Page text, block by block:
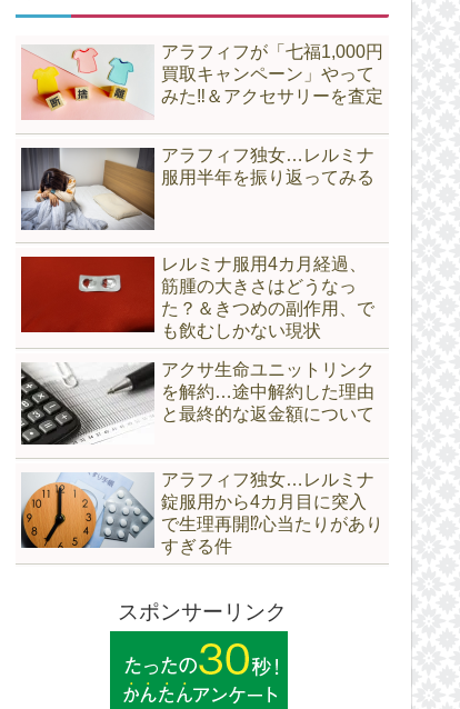
アラフィフが「七福1,000円
買取キャンペーン」やって
みた‼＆アクセサリーを査定
アラフィフ独女…レルミナ
服用半年を振り返ってみる
レルミナ服用4カ月経過、
筋腫の大きさはどうなっ
た？＆きつめの副作用、で
も飲むしかない現状
アクサ生命ユニットリンク
を解約…途中解約した理由
と最終的な返金額について
アラフィフ独女…レルミナ
錠服用から4カ月目に突入
で生理再開⁉心当たりがあり
すぎる件
スポンサーリンク